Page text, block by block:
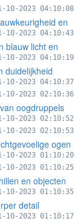
10-2023 04:10:08
en
10-2023 04:10:43
blauw licht en
10-2023 04:10:19
duidelijkheid
10-2023 04:10:37
10-2023 02:10:36
oogdruppels
10-2023 02:10:52
10-2023 02:10:53
ogen
10-2023 01:10:20
10-2023 01:10:25
en objecten
10-2023 01:10:35
detail
10-2023 01:10:17